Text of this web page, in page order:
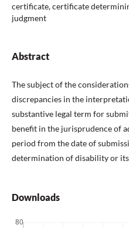
certificate, certificate
judgment
Abstract
The subject of the
discrepancies in the
substantive legal term for
benefit in the jurisprudence of
period from the date of
determination of disability or its
Downloads